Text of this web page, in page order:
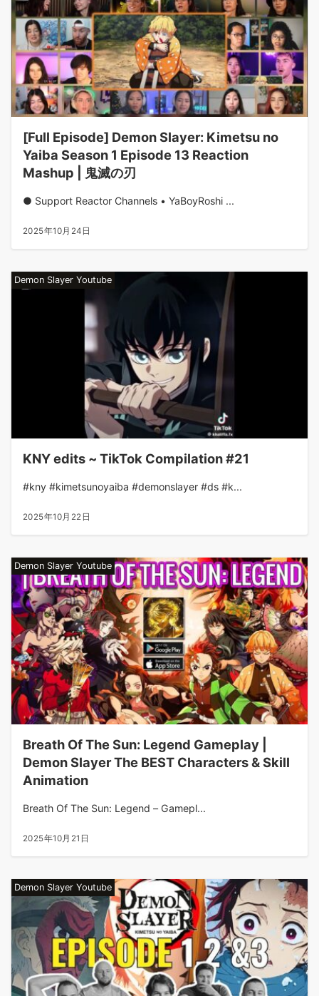
[Full Episode] Demon Slayer: Kimetsu no
Yaiba Season 1 Episode 13 Reaction
Mashup | 鬼滅の刃
● Support Reactor Channels • YaBoyRoshi ...
2025年10月24日
Demon Slayer Youtube
KNY edits ~ TikTok Compilation #21
#kny #kimetsunoyaiba #demonslayer #ds #k...
2025年10月22日
Demon Slayer Youtube
Breath Of The Sun: Legend Gameplay |
Demon Slayer The BEST Characters & Skill
Animation
Breath Of The Sun: Legend – Gamepl...
2025年10月21日
Demon Slayer Youtube